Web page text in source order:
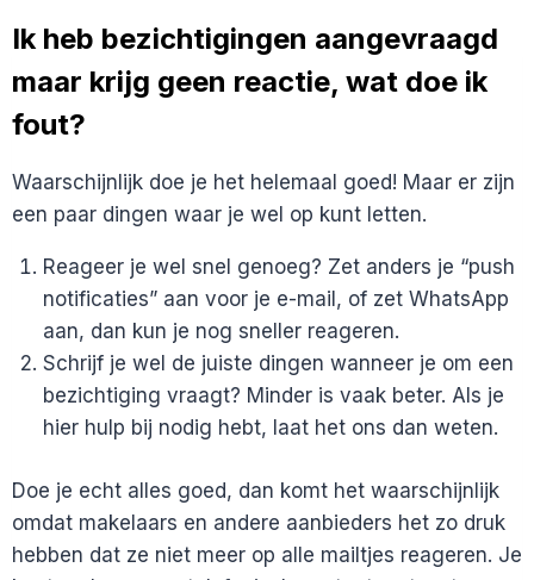
PERFECTE
BERICHT
OM
TE
EEN
HUURWONING?
Ik heb bezichtigingen aangevraagd
maar krijg geen reactie, wat doe ik
fout?
Waarschijnlijk doe je het helemaal goed! Maar er zijn
een paar dingen waar je wel op kunt letten.
Reageer je wel snel genoeg? Zet anders je “push
notificaties” aan voor je e-mail, of zet WhatsApp
aan, dan kun je nog sneller reageren.
Schrijf je wel de juiste dingen wanneer je om een
bezichtiging vraagt? Minder is vaak beter. Als je
hier hulp bij nodig hebt, laat het ons dan weten.
Doe je echt alles goed, dan komt het waarschijnlijk
omdat makelaars en andere aanbieders het zo druk
hebben dat ze niet meer op alle mailtjes reageren. Je